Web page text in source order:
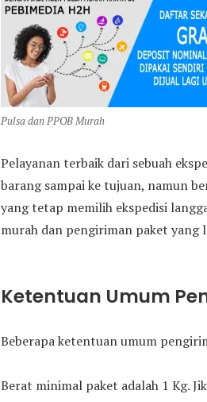
Pulsa dan PPOB Murah
Pelayanan terbaik dari sebuah
barang sampai ke tujuan, namun
yang tetap memilih ekspedisi
murah dan pengiriman paket yang
Ketentuan Umum
Beberapa ketentuan umum
Berat minimal paket adalah 1 Kg.